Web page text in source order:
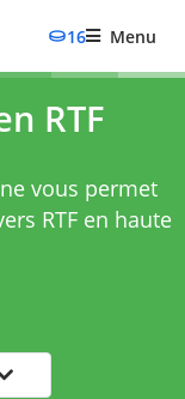
16 Menu
RTF
vous permet
RTF en haute